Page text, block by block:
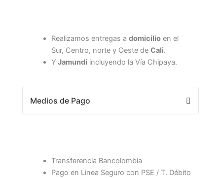
Realizamos entregas a domicilioen el
Sur, Centro, norte y Oeste de Cali.
Y Jamundíincluyendo la Vía Chipaya.
Medios de Pago
Transferencia Bancolombia
Pago en Linea Seguro con PSE / T. Débito